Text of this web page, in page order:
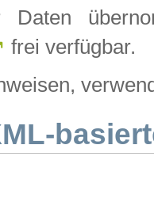
Daten
frei verfügbar.